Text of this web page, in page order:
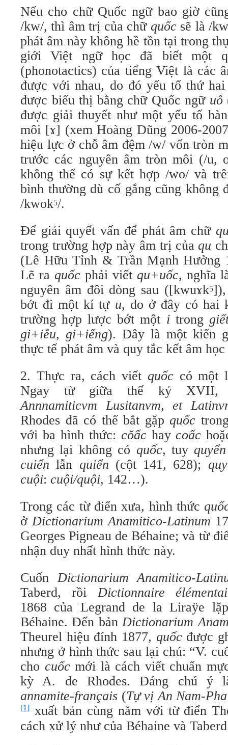
Nếu cho chữ Quốc ngữ bao giờ
/kw/, thì âm trị của chữ quốcsẽ là /
phát âm này không hề tồn tại trong
giới Việt ngữ học đã biết một
(phonotactics) của tiếng Việt là các
được với nhau, do đó yếu tố thứ
được biểu thị bằng chữ Quốc ngữ uô
được giải thuyết như một yếu tố
môi [ɤ] (xem Hoàng Dũng 2006-
hiệu lực ở chỗ âm đệm /w/ vốn tròn
trước các nguyên âm tròn môi (/u,
không thể có sự kết hợp /wo/ và
bình thường dù cố gắng cũng không
/kwok5/.
Để giải quyết vấn để phát âm chữ
trong trường hợp này âm trị của qu
(Lê Hữu Tỉnh & Trần Mạnh Hưởng
Lẽ ra quốcphải viết qu+uốc, nghĩa
nguyên âm đôi dòng sau ([kwuɤk5]),
bớt đi một kí tự u, do ở đây có
trường hợp lược bớt một itrong
gi+iễu, gi+iếng). Đây là một kiến
thực tế phát âm và quy tắc kết âm
2. Thực ra, cách viết quốccó một
Ngay từ giữa thế kỷ
Annnamiticvm Lusitanvm, et
Rhodes đã có thể bắt gặp quốc
với ba hình thức: cŏấchaycoấc
nhưng lại không có quốc, tuy quyển
cuiển lẫn quiển (cột 141, 628);
cuội: cuội/quội, 142…).
Trong các từ điển xưa, hình thức
ởDictionarium Anamitico-Latinum
Georges Pigneau de Béhaine; và từ
nhận duy nhất hình thức này.
CuốnDictionarium Anamitico-
Taberd, rồiDictionnaire
1868 của Legrand de la Liraÿe
Béhaine. Đến bảnDictionarium
Theurel hiệu đính 1877, quốcđược
nhưng ở hình thức sau lại chú: “V.
cho cuốcmới là cách viết chuẩn
kỳ A. de Rhodes. Đáng chú ý
annamite-français (Tự vị An Nam-
[1] xuất bản cùng năm với từ điển
cách xử lý như của Béhaine và